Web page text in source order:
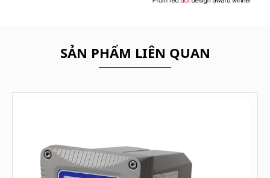
SẢN PHẨM LIÊN QUAN